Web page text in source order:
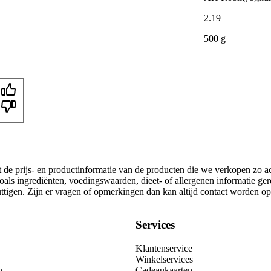
2.19
500 g
prijs- en productinformatie van de producten die we verkopen zo
ingrediënten, voedingswaarden, dieet- of allergenen informatie
Zijn er vragen of opmerkingen dan kan altijd contact worden
Services
Klantenservice
Winkelservices